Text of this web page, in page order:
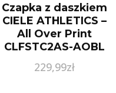
Czapka z daszkiem
CIELE ATHLETICS –
All Over Print
CLFSTC2AS-AOBL
229,99zł